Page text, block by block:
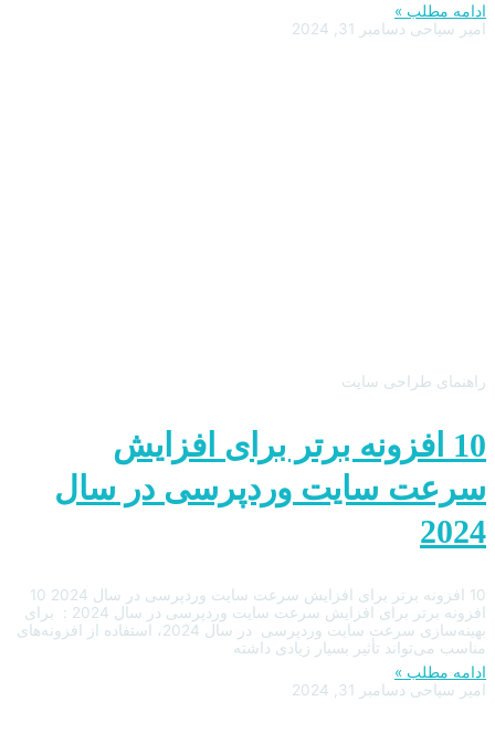
ادامه مطلب »
امیر سیاحی دسامبر 31, 2024
راهنمای طراحی سایت
10 افزونه برتر برای افزایش
سرعت سایت وردپرسی در سال
2024
10 افزونه برتر برای افزایش سرعت سایت وردپرسی در سال 2024 10
افزونه برتر برای افزایش سرعت سایت وردپرسی در سال 2024 : برای
بهینه‌سازی سرعت سایت وردپرسی در سال 2024، استفاده از افزونه‌های
مناسب می‌تواند تأثیر بسیار زیادی داشته
ادامه مطلب »
امیر سیاحی دسامبر 31, 2024